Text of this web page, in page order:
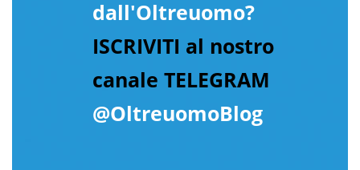
dall'Oltreuomo?
ISCRIVITI al nostro
canale TELEGRAM
@OltreuomoBlog